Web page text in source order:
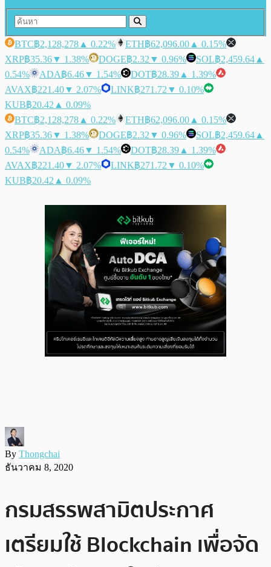
BTC฿2,128,278 ▲ 0.22% ETH฿62,096.00 ▲ 0.15%
XRP฿35.36▼ 1.38% DOGE฿2.32 ▼ 0.96% SOL฿2,459.64 ▲
0.54%
ADA฿6.46▼ 1.54% DOT฿28.39 ▲ 1.39%
AVAX฿221.40▼ 2.07% LINK฿271.72 ▼ 0.10%
KUB฿20.42 ▲ 0.09%
BTC฿2,128,278 ▲ 0.22% ETH฿62,096.00 ▲ 0.15%
XRP฿35.36▼ 1.38% DOGE฿2.32 ▼ 0.96% SOL฿2,459.64 ▲
0.54%
ADA฿6.46▼ 1.54% DOT฿28.39 ▲ 1.39%
AVAX฿221.40▼ 2.07% LINK฿271.72 ▼ 0.10%
KUB฿20.42 ▲ 0.09%
By Thongchai
ธันวาคม 8, 2020
กรมสรรพสามิตประกาศ
เตรียมใช้ Blockchain เพื่อจัด